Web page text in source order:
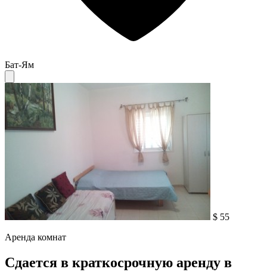
Бат-Ям
$ 55
Аренда комнат
Сдается в краткосрочную аренду в